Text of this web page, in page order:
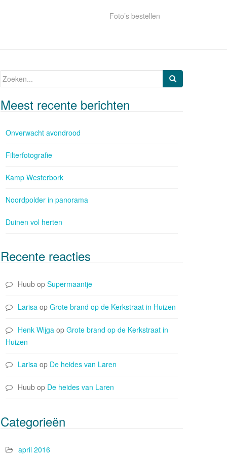
Foto’s bestellen
Zoeken naar:
Meest recente berichten
Onverwacht avondrood
Filterfotografie
Kamp Westerbork
Noordpolder in panorama
Duinen vol herten
Recente reacties
Huub op Supermaantje
Larisa op Grote brand op de Kerkstraat in Huizen
Henk Wijga op Grote brand op de Kerkstraat in
Huizen
Larisa op De heides van Laren
Huub op De heides van Laren
Categorieën
april 2016